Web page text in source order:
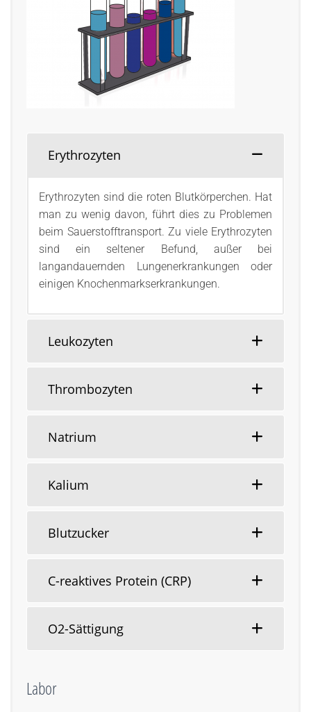
Erythrozyten
Erythrozyten sind die roten Blutkörperchen. Hat
man zu wenig davon, führt dies zu Problemen
beim Sauerstofftransport. Zu viele Erythrozyten
sind ein seltener Befund, außer bei
langandauernden Lungenerkrankungen oder
einigen Knochenmarkserkrankungen.
Leukozyten
Thrombozyten
Natrium
Kalium
Blutzucker
C-reaktives Protein (CRP)
O2-Sättigung
Labor